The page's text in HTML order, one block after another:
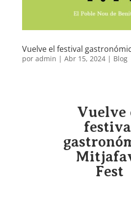
Vuelve el festival
por admin | Abr 15, 2024| Blog
Vuelve
Fest